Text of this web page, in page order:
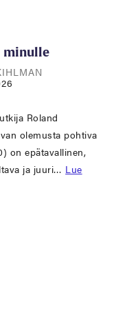
minulle
Roland
olemusta pohtiva
on epätavallinen,
ja juuri… Lue